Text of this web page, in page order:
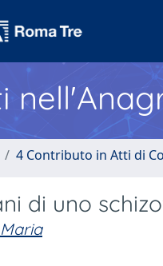
4 Contributo in Atti di
di uno